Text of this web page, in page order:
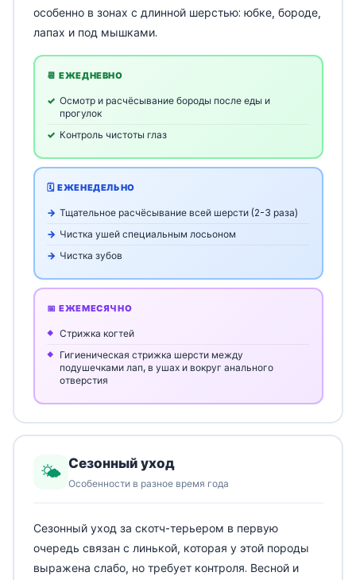
особенно в зонах с длинной шерстью: юбке, бороде,
лапах и под мышками.
📆 ЕЖЕДНЕВНО
Осмотр и расчёсывание бороды после еды и
прогулок
Контроль чистоты глаз
🗓️ ЕЖЕНЕДЕЛЬНО
Тщательное расчёсывание всей шерсти (2-3 раза)
Чистка ушей специальным лосьоном
Чистка зубов
📅 ЕЖЕМЕСЯЧНО
Стрижка когтей
Гигиеническая стрижка шерсти между
подушечками лап, в ушах и вокруг анального
отверстия
🌤️ Сезонный уход
Особенности в разное время года
Сезонный уход за скотч-терьером в первую
очередь связан с линькой, которая у этой породы
выражена слабо, но требует контроля. Весной и